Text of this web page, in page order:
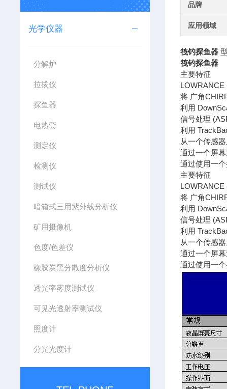
光学仪器
分解炉
拉拔仪
探鱼器
电热套
测定仪
检测仪
测试仪
暗箱式三用紫外线分析仪
矿用摄像机
色度/色差仪
橡胶炭黑分散度分析仪
透光率雾度测试仪
可见光透射率测试仪
照度计
分光光度计
品牌
应用领域
筏钓探鱼器
筏钓探鱼器
主要特征
将 广角
利用
信号处理
利用
从一个传感
通过一个屏
通过使用一
主要特征
将 广角
利用
信号处理
利用
从一个传感
通过一个屏
通过使用一